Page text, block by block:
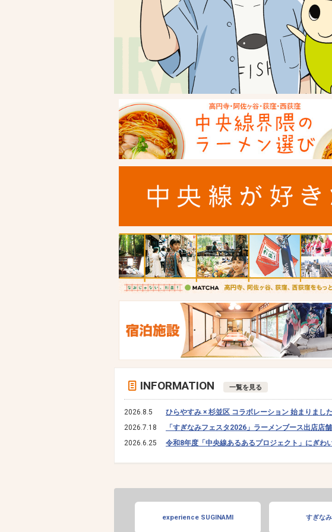
INFORMATION 一覧を見る
2026.8.5
ひらやすみ × 杉並区 コラボレーション 始まりました
2026.7.18
「すぎなみフェスタ2026」ラーメンブース出店店
2026.6.25
令和8年度「中央線あるあるプロジェクト」にぎ
experience SUGINAMI すぎな